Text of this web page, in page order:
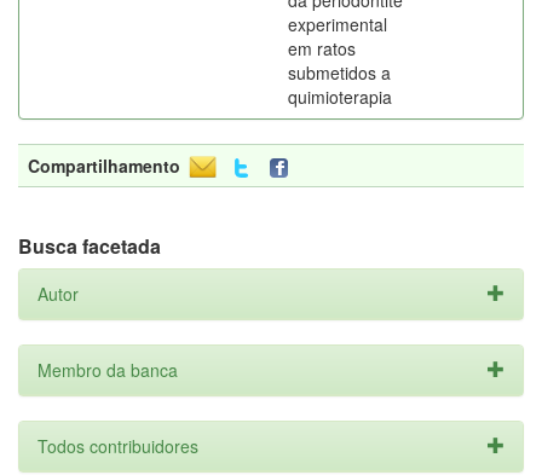
experimental
em ratos
submetidos a
quimioterapia
Compartilhamento
Busca facetada
Autor
Membro da banca
Todos contribuidores